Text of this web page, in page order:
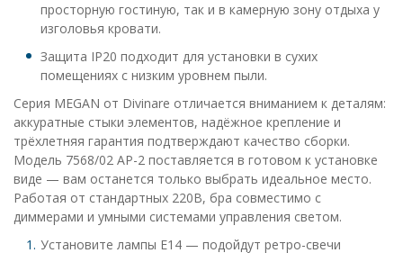
просторную гостиную, так и в камерную зону отдыха у
изголовья кровати.
Защита IP20 подходит для установки в сухих
помещениях с низким уровнем пыли.
Серия MEGAN от Divinare отличается вниманием к деталям:
аккуратные стыки элементов, надёжное крепление и
трёхлетняя гарантия подтверждают качество сборки.
Модель 7568/02 AP-2 поставляется в готовом к установке
виде — вам останется только выбрать идеальное место.
Работая от стандартных 220В, бра совместимо с
диммерами и умными системами управления светом.
Установите лампы E14 — подойдут ретро-свечи